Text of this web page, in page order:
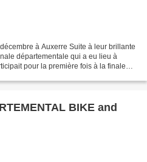
à Auxerre Suite à leur brillante
départementale qui a eu lieu à
pour la première fois à la finale
BIKE and